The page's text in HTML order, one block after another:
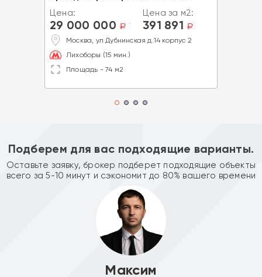
Цена:
29 000 000 a
Цена за м2:
391 891 a
Москва, ул Дубнинская д.14 корпус 2
Лихоборы (15 мин.)
Площадь - 74 м2
Подберем для вас подходящие варианты.
Оставьте заявку, брокер подберет подходящие объекты
всего за 5-10 минут и сэкономит до 80% вашего времени
Максим